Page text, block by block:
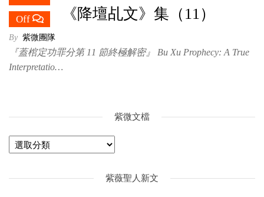
Off
《降壇乩文》集（11）
By 紫微團隊
『蓋棺定功罪分第 11 節終極解密』 Bu Xu Prophecy: A True
Interpretatio…
紫微文檔
紫薇聖人新文